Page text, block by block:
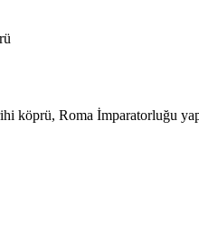
köprü, Roma İmparatorluğu